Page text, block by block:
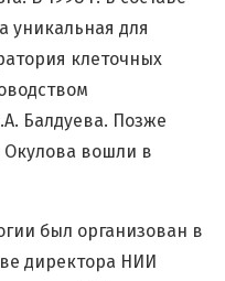
уникальная для
клеточных
Балдуева. Позже
Окулова вошли в
был организован в
директора НИИ